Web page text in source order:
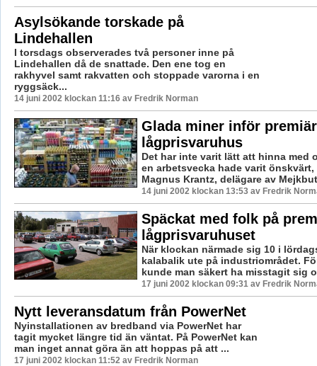
Asylsökande torskade på
Lindehallen
I torsdags observerades två personer inne på
Lindehallen då de snattade. Den ene tog en
rakhyvel samt rakvatten och stoppade varorna i en
ryggsäck...
14 juni 2002 klockan 11:16 av Fredrik Norman
Glada miner inför
lågprisvaruhus
Det har inte varit lätt att hinna med
en arbetsvecka hade varit önskvärt,
Magnus Krantz, delägare av
14 juni 2002 klockan 13:53 av Fredrik
Späckat med folk på
lågprisvaruhuset
När klockan närmade sig 10 i
kalabalik ute på industriområdet.
kunde man säkert ha misstagit sig
17 juni 2002 klockan 09:31 av Fredrik
Nytt leveransdatum från PowerNet
Nyinstallationen av bredband via PowerNet har
tagit mycket längre tid än väntat. På PowerNet kan
man inget annat göra än att hoppas på att ...
17 juni 2002 klockan 11:52 av Fredrik Norman